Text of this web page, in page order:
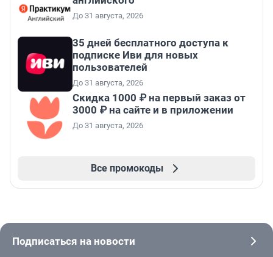
До 31 августа, 2026
35 дней бесплатного доступа к
подписке Иви для новых
пользователей
До 31 августа, 2026
Скидка 1000 ₽ на первый заказ от
3000 ₽ на сайте и в приложении
До 31 августа, 2026
Все промокоды
Подписаться на новости